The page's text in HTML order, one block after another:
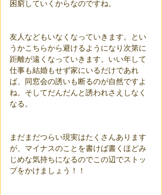
困窮していくからなのですね。
友人などもいなくなっていきます。とい
うかこちらから避けるようになり次第に
距離が遠くなっていきます。いい年して
仕事も結婚もせず家にいるだけであれ
ば、同窓会の誘いも断るのが自然ですよ
ね。そしてだんだんと誘われさえしなく
なる。
まだまだつらい現実はたくさんあります
が、マイナスのことを書けば書くほどみ
じめな気持ちになるのでこの辺でストッ
プをかけましょう！！